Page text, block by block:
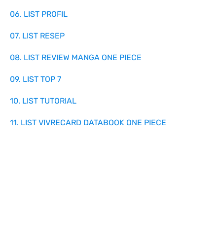
06. LIST PROFIL
07. LIST RESEP
08. LIST REVIEW MANGA ONE PIECE
09. LIST TOP 7
10. LIST TUTORIAL
11. LIST VIVRECARD DATABOOK ONE PIECE